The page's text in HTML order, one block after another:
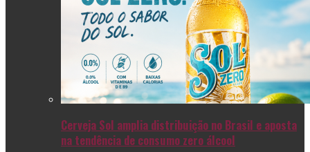
Cerveja Sol amplia distribuição no Brasil e aposta
na tendência de consumo zero álcool